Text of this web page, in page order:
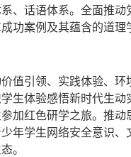
、话语体系。全面推动
功案例及其蕴含的道理
值引领、实践体验、环
生体验感悟新时代生动
加红色研学之旅。推动
年学生网络安全意识、
。